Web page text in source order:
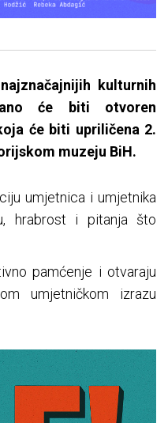
kulturnih
će biti otvoren
će biti upriličena 2.
muzeju BiH.
umjetnica i umjetnika
hrabrost i pitanja što
pamćenje i otvaraju
umjetničkom izrazu